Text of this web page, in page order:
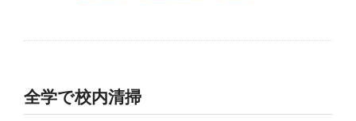
全学で校内清掃